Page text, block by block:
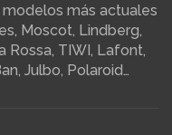
más actuales
Moscot, Lindberg,
Rossa, TIWI, Lafont,
Julbo, Polaroid…